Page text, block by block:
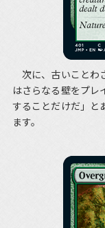
次に、古いことわ
はさらなる壁をプレ
することだけだ」と
ます。